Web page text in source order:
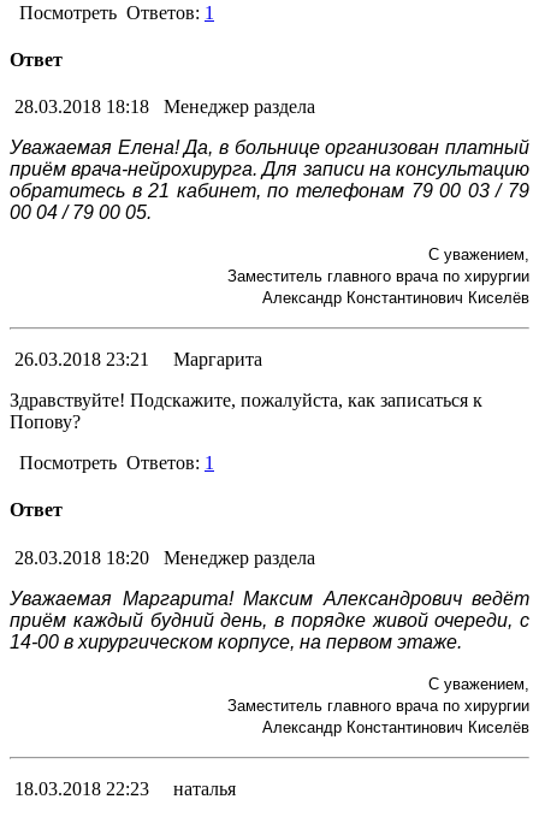
Посмотреть Ответов: 1
Ответ
28.03.2018 18:18
Менеджер раздела
Уважаемая Елена! Да, в больнице организован платный
приём врача-нейрохирурга. Для записи на консультацию
обратитесь в 21 кабинет, по телефонам 79 00 03 / 79
00 04 / 79 00 05.
С уважением,
Заместитель главного врача по хирургии
Александр Константинович Киселёв
26.03.2018 23:21
Маргарита
Здравствуйте! Подскажите, пожалуйста, как записаться к
Попову?
Посмотреть Ответов: 1
Ответ
28.03.2018 18:20
Менеджер раздела
Уважаемая Маргарита! Максим Александрович ведёт
приём каждый будний день, в порядке живой очереди, с
14-00 в хирургическом корпусе, на первом этаже.
С уважением,
Заместитель главного врача по хирургии
Александр Константинович Киселёв
18.03.2018 22:23
наталья